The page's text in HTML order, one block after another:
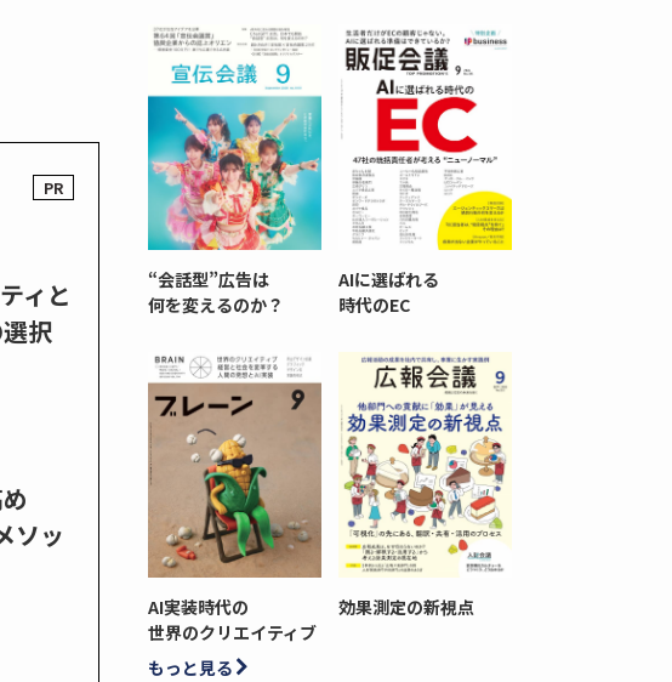
ィと
択
ソッ
“会話型”広告は
何を変えるのか？
AIに選ばれる
時代のEC
AI実装時代の
世界のクリエイティブ
効果測定の新視点
もっと見る